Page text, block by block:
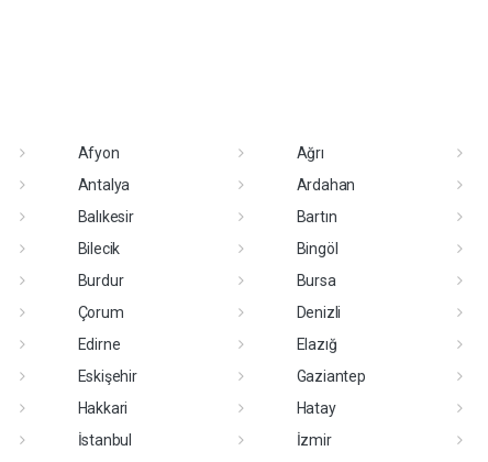
Afyon
Ağrı
Antalya
Ardahan
Balıkesir
Bartın
Bilecik
Bingöl
Burdur
Bursa
Çorum
Denizli
Edirne
Elazığ
Eskişehir
Gaziantep
Hakkari
Hatay
İstanbul
İzmir